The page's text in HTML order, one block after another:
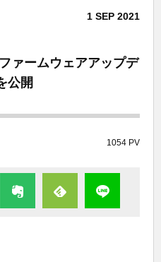
1 SEP 2021
ァームウェアアップデ
公開
1054 PV